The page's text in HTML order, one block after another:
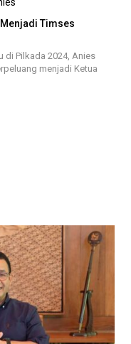
Timses
di Pilkada 2024, Anies
menjadi Ketua